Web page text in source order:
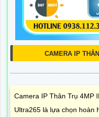
CAMERA IP
Camera IP Thân Trụ 4MP
Ultra265 là lựa chọn hoàn